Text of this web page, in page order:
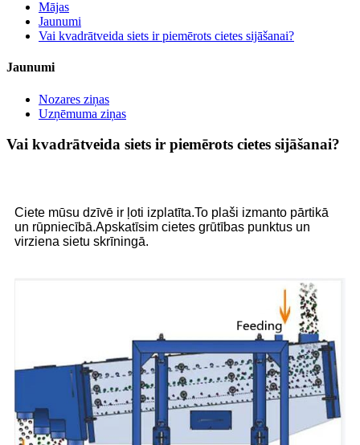
Mājas
Jaunumi
Vai kvadrātveida siets ir piemērots cietes sijāšanai?
Jaunumi
Nozares ziņas
Uzņēmuma ziņas
Vai kvadrātveida siets ir piemērots cietes sijāšanai?
Ciete mūsu dzīvē ir ļoti izplatīta.To plaši izmanto pārtikā
un rūpniecībā.Apskatīsim cietes grūtības punktus un
virziena sietu skrīningā.